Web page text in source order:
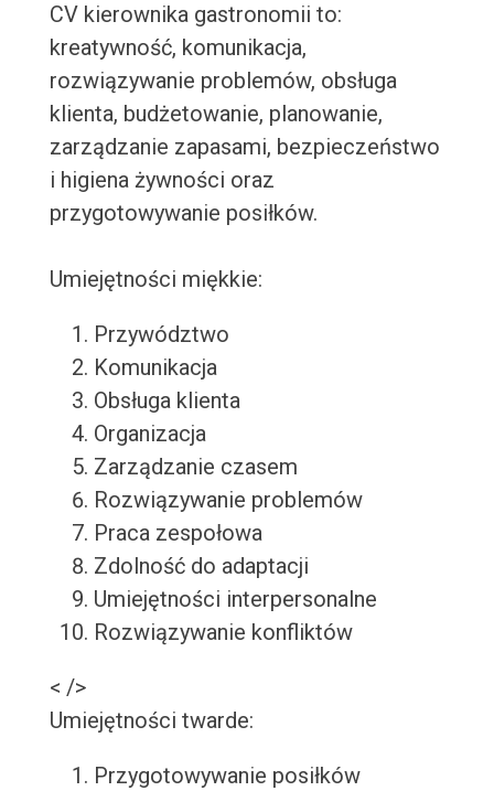
CV kierownika gastronomii to:
kreatywność, komunikacja,
rozwiązywanie problemów, obsługa
klienta, budżetowanie, planowanie,
zarządzanie zapasami, bezpieczeństwo
i higiena żywności oraz
przygotowywanie posiłków.
Umiejętności miękkie:
Przywództwo
Komunikacja
Obsługa klienta
Organizacja
Zarządzanie czasem
Rozwiązywanie problemów
Praca zespołowa
Zdolność do adaptacji
Umiejętności interpersonalne
Rozwiązywanie konfliktów
< />
Umiejętności twarde:
Przygotowywanie posiłków